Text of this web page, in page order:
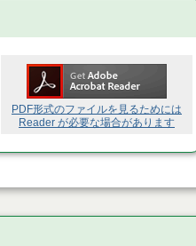
PDF形式のファイルを見るためには
Reader が必要な場合があります